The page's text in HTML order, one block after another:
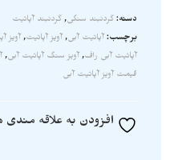
دسته: گردنبند سنگی, گردنبند آپاتیت
برچسب: آپاتیت آبی, آویز آپاتیت, آویز
آپاتیت آبی راف, آویز سنگ آپاتیت آبی,
قیمت آویز آپاتیت آبی
افزودن به علاقه مندی